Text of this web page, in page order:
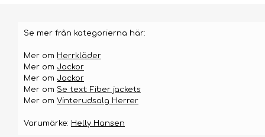
Se mer från kategorierna här:
Mer om Herrkläder
Mer om Jackor
Mer om Jackor
Mer om Se text: Fiber jackets
Mer om Vinterudsalg Herrer
Varumärke: Helly Hansen